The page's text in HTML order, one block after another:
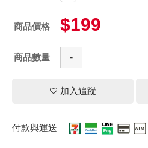
商品價格 $199
商品數量 -
加入追蹤
付款與運送